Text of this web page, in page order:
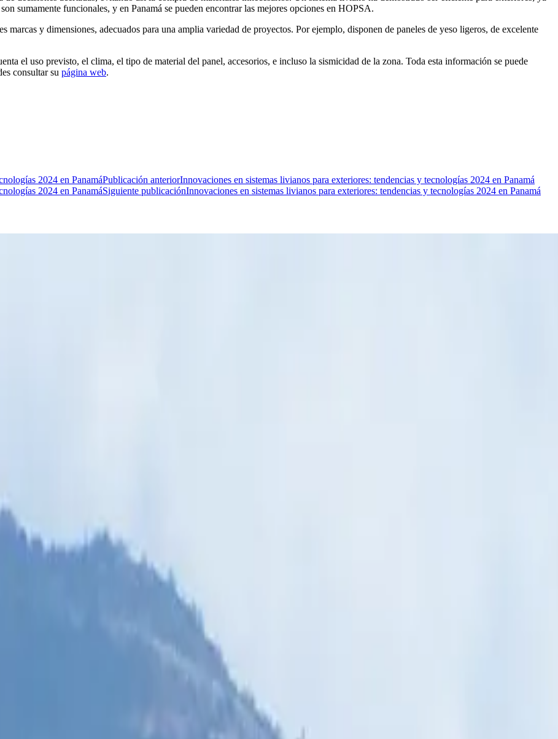
sumamente funcionales, y en Panamá se pueden encontrar las mejores opciones en HOPSA.
marcas y dimensiones, adecuados para una amplia variedad de proyectos. Por ejemplo, disponen de paneles de yeso ligeros, de excelente
el uso previsto, el clima, el tipo de material del panel, accesorios, e incluso la sismicidad de la zona. Toda esta información se puede
consultar su página web.
Publicación anteriorInnovaciones en sistemas livianos para exteriores: tendencias y tecnologías 2024 en Panamá
Siguiente publicaciónInnovaciones en sistemas livianos para exteriores: tendencias y tecnologías 2024 en Panamá